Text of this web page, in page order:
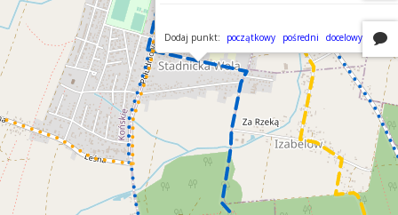
Dodaj punkt: początkowy pośredni docelowy